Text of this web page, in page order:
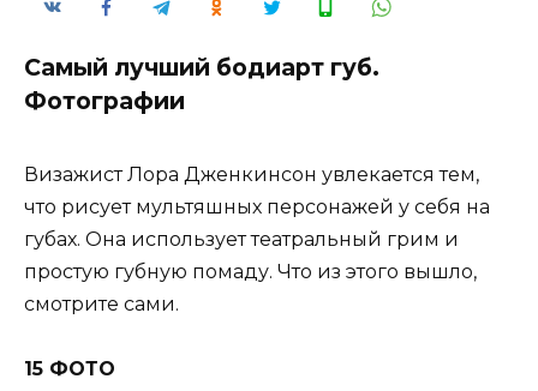
Самый лучший бодиарт губ.
Фотографии
Визажист Лора Дженкинсон увлекается тем,
что рисует мультяшных персонажей у себя на
губах. Она использует театральный грим и
простую губную помаду. Что из этого вышло,
смотрите сами.
15 ФОТО